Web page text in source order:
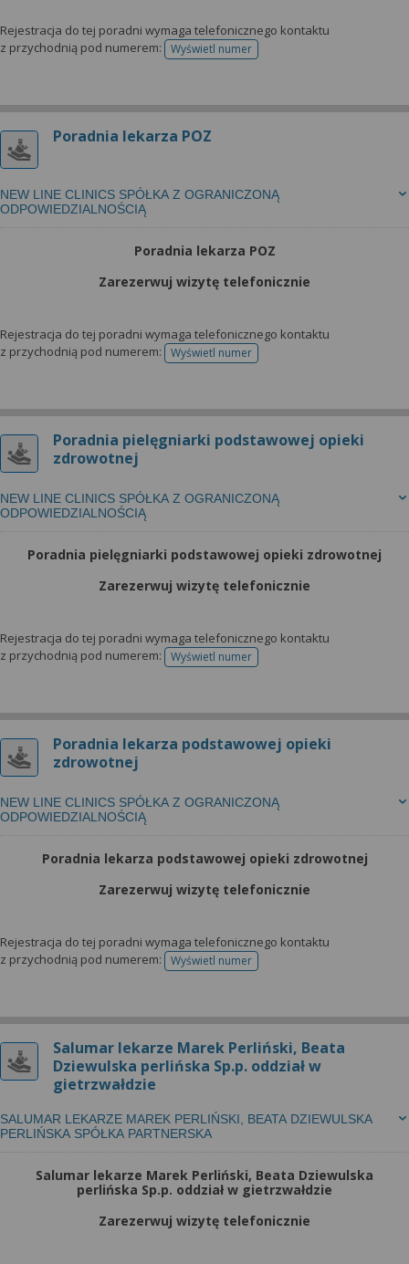
Rejestracja do tej poradni wymaga telefonicznego kontaktu
z przychodnią pod numerem:
Wyświetl numertelefonu do rejestracji
Poradnia lekarza POZ
NEW LINE CLINICS SPÓŁKA Z OGRANICZONĄ
ODPOWIEDZIALNOŚCIĄ
Poradnia lekarza POZ
Zarezerwuj wizytę telefonicznie
Rejestracja do tej poradni wymaga telefonicznego kontaktu
z przychodnią pod numerem:
Wyświetl numertelefonu do rejestracji
Poradnia pielęgniarki podstawowej opieki
zdrowotnej
NEW LINE CLINICS SPÓŁKA Z OGRANICZONĄ
ODPOWIEDZIALNOŚCIĄ
Poradnia pielęgniarki podstawowej opieki zdrowotnej
Zarezerwuj wizytę telefonicznie
Rejestracja do tej poradni wymaga telefonicznego kontaktu
z przychodnią pod numerem:
Wyświetl numertelefonu do rejestracji
Poradnia lekarza podstawowej opieki
zdrowotnej
NEW LINE CLINICS SPÓŁKA Z OGRANICZONĄ
ODPOWIEDZIALNOŚCIĄ
Poradnia lekarza podstawowej opieki zdrowotnej
Zarezerwuj wizytę telefonicznie
Rejestracja do tej poradni wymaga telefonicznego kontaktu
z przychodnią pod numerem:
Wyświetl numertelefonu do rejestracji
Salumar lekarze Marek Perliński, Beata
Dziewulska perlińska Sp.p. oddział w
gietrzwałdzie
SALUMAR LEKARZE MAREK PERLIŃSKI, BEATA DZIEWULSKA
PERLIŃSKA SPÓŁKA PARTNERSKA
Salumar lekarze Marek Perliński, Beata Dziewulska
perlińska Sp.p. oddział w gietrzwałdzie
Zarezerwuj wizytę telefonicznie